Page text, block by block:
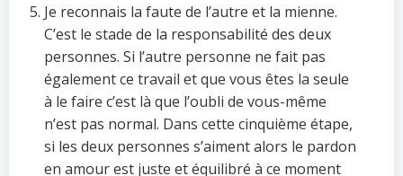
Je reconnais la faute de l’autre et la mienne.
C’est le stade de la responsabilité des deux
personnes. Si l’autre personne ne fait pas
également ce travail et que vous êtes la seule
à le faire c’est là que l’oubli de vous-même
n’est pas normal. Dans cette cinquième étape,
si les deux personnes s’aiment alors le pardon
en amour est juste et équilibré à ce moment